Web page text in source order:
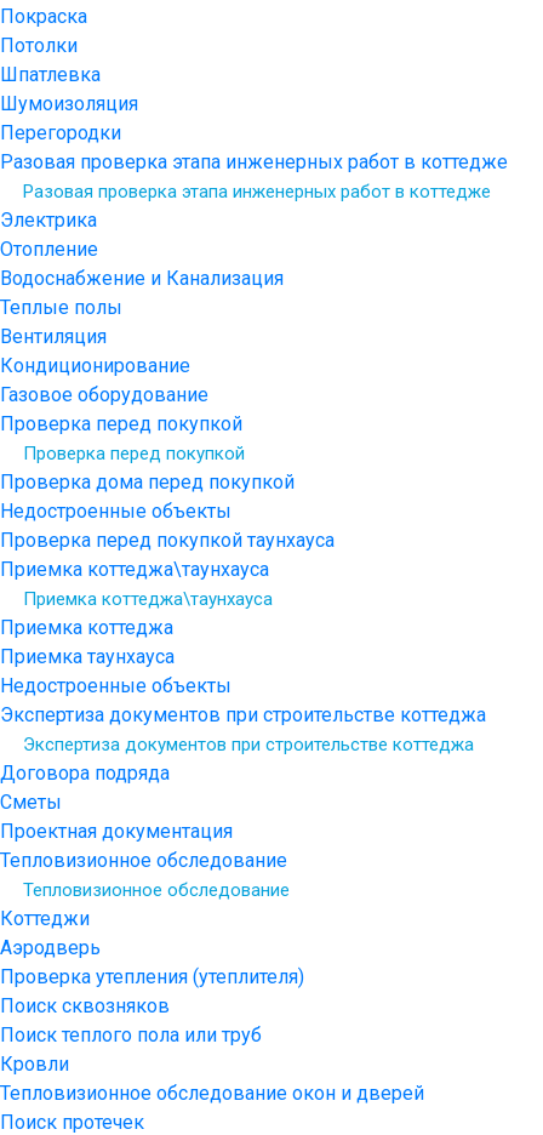
Покраска
Потолки
Шпатлевка
Шумоизоляция
Перегородки
Разовая проверка этапа инженерных работ в коттедже
Разовая проверка этапа инженерных работ в коттедже
Электрика
Отопление
Водоснабжение и Канализация
Теплые полы
Вентиляция
Кондиционирование
Газовое оборудование
Проверка перед покупкой
Проверка перед покупкой
Проверка дома перед покупкой
Недостроенные объекты
Проверка перед покупкой таунхауса
Приемка коттеджа\таунхауса
Приемка коттеджа\таунхауса
Приемка коттеджа
Приемка таунхауса
Недостроенные объекты
Экспертиза документов при строительстве коттеджа
Экспертиза документов при строительстве коттеджа
Договора подряда
Сметы
Проектная документация
Тепловизионное обследование
Тепловизионное обследование
Коттеджи
Аэродверь
Проверка утепления (утеплителя)
Поиск сквозняков
Поиск теплого пола или труб
Кровли
Тепловизионное обследование окон и дверей
Поиск протечек